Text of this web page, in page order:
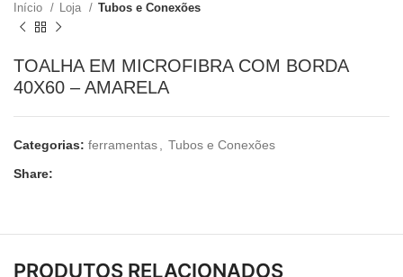
Início Loja Tubos e Conexões
TOALHA EM MICROFIBRA COM BORDA
40X60 – AMARELA
Categorias: ferramentas
Tubos e Conexões
Share:
PRODUTOS RELACIONADOS